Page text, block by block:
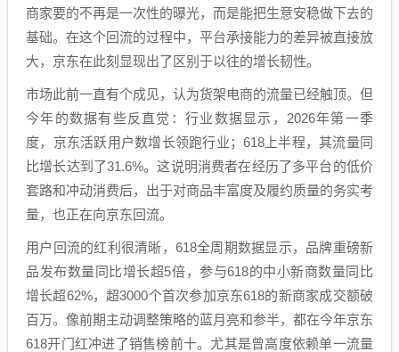
商家要的不再是一次性的曝光，而是能把生意安稳做下去的
基础。在这个回流的过程中，平台承接能力的差异被直接放
大，京东在此刻显现出了区别于以往的增长韧性。
市场此前一直有个成见，认为货架电商的流量已经触顶。但
今年的数据有些反直觉：行业数据显示，2026年第一季
度，京东活跃用户数增长领跑行业；618上半程，其流量同
比增长达到了31.6%。这说明消费者在经历了多平台的低价
套路和冲动消费后，出于对商品丰富度及履约质量的务实考
量，也正在向京东回流。
用户回流的红利很清晰，618全周期数据显示，品牌重磅新
品发布数量同比增长超5倍，参与618的中小新商数量同比
增长超62%，超3000个首次参加京东618的新商家成交额破
百万。像前期主动调整策略的蓝月亮和参半，都在今年京东
618开门红冲进了销售榜前十。尤其是曾高度依赖单一流量